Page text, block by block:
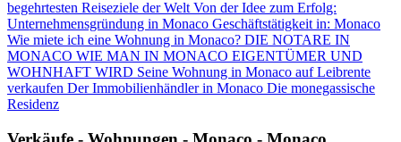
begehrtesten Reiseziele der WeltVon der Idee zum Erfolg:
Unternehmensgründung in Monaco Geschäftstätigkeit in: Monaco
Wie miete ich eine Wohnung in Monaco? DIE NOTARE IN
MONACO WIE MAN IN MONACO EIGENTÜMER UND
WOHNHAFT WIRD Seine Wohnung in Monaco auf Leibrente
verkaufen Der Immobilienhändler in Monaco Die monegassische
Residenz